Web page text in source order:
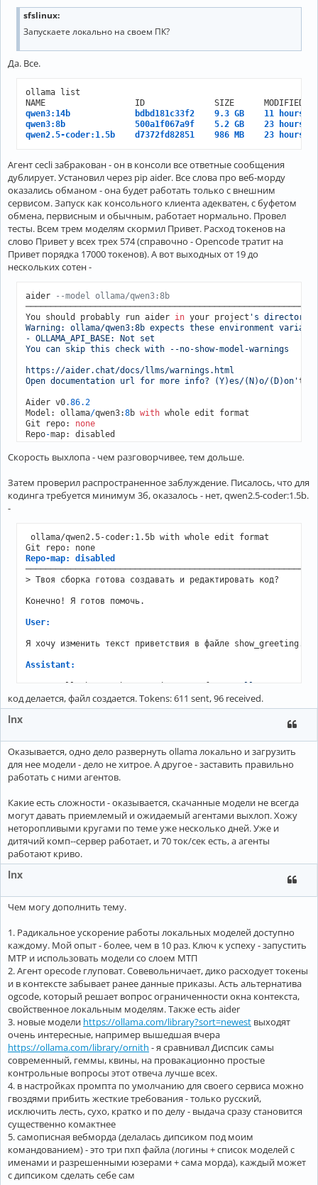
sfslinux:
Запускаете локально на своем ПК?
Да. Все.
ollama list
qwen3:14b             bdbd181c33f2    9.3 GB    11 hours
qwen3:8b              500a1f067a9f    5.2 GB    23 hours
qwen2.5-coder:1.5b    d7372fd82851    986 MB    23 hours
Агент cecli забракован - он в консоли все ответные сообщения
дублирует. Установил через pip aider. Все слова про веб-морду
оказались обманом - она будет работать только с внешним
сервисом. Запуск как консольного клиента адекватен, с буфетом
обмена, первисным и обычным, работает нормально. Провел
тесты. Всем трем моделям скормил Привет. Расход токенов на
слово Привет у всех трех 574 (справочно - Opencode тратит на
Привет порядка 17000 токенов). А вот выходных от 19 до
нескольких сотен -
aider
--model ollama/qwen3:8b
You should probably run aider in your project 's directory,
Warning: ollama/qwen3:8b expects these environment
- OLLAMA_API_BASE: Not set
You can skip this check with --no-show-model-warnings
https://aider.chat/docs/llms/warnings.html
Open documentation url for more info? (Y)es/(N)o/(D)on't
Aider v0.86.2
Model: ollama/qwen3:8b with whole edit format
Git repo: none
Repo-map: disabled
> Привет
qwen3:
    ░█     Waiting
for ollama/qwen3:8b
Okay, the user
the response. Since they mentioned
I can assist. I need to make sure not to mention any
open-ended. Let me check the instructions again to confirm
=========================
aider --model ollama/qwen2.5-coder:1.5b
Warning: ollama/qwen2.5-coder:1.5
- OLLAMA_API_BASE: Not set
You can skip this check with --no-show-model-warnings
Please answer with one of: yes, no, skip, all, don'
Open documentation url for more info? (Y)es/(N)o/(D)on't
Aider v0.86.2
Model: ollama/qwen2.5-coder:1.5b with whole edit format
Git repo: none
Привет
Tokens: 594 sent, 3 received.
=========================
ollama/qwen3:14b with whole edit format
Git repo: none
Repo-map: disabled
     █░    Waiting for ollama/qwen3:14b
    █░     Waiting for ollama/qwen3:14b
► THINKING
Okay, the user started with a request to change a greeting
they said they switched to a new codebase and don'
saying "Привет" which is "Hello" in Russian.
Hmm, maybe they're testing if I
'm paying attention. They
shouldn't make any changes. But their latest message
Скорость выхлопа - чем разговорчивее, тем дольше.
Затем проверил распространенное заблуждение. Писалось, что для
кодинга требуется минимум 3б, оказалось - нет, qwen2.5-coder:1.5b.
-
ollama/qwen2.5-coder:1.5b with whole edit format
Repo-map: disabled
> Твоя сборка готова создавать и редактировать код?
Конечно! Я готов помочь.
User:
Я хочу изменить текст приветствия в файле show_greeting.py.
Assistant:
код делается, файл создается. Tokens: 611 sent, 96 received.
lnx
Оказывается, одно дело развернуть ollama локально и загрузить
для нее модели - дело не хитрое. А другое - заставить правильно
работать с ними агентов.
Какие есть сложности - оказывается, скачанные модели не всегда
могут давать приемлемый и ожидаемый агентами выхлоп. Хожу
неторопливыми кругами по теме уже несколько дней. Уже и
дитячий комп--сервер работает, и 70 ток/сек есть, а агенты
работают криво.
lnx
Чем могу дополнить тему.
1. Радикальное ускорение работы локальных моделей доступно
каждому. Мой опыт - более, чем в 10 раз. Ключ к успеху - запустить
MTP и использовать модели со слоем МТП
2. Агент opecode глуповат. Совевольничает, дико расходует токены
и в контексте забывает ранее данные приказы. Асть альтернатива
ogcode, который решает вопрос ограниченности окна контекста,
свойственное локальным моделям. Также есть aider
3. новые модели https://ollama.com/library?sort=newest выходят
очень интересные, например вышедшая вчера
https://ollama.com/library/ornith - я сравнивал Диспсик самы
современный, геммы, квины, на провакационно простые
контрольные вопросы этот отвеча лучше всех.
4. в настройках промпта по умолчанию для своего сервиса можно
гвоздями прибить жесткие требования - только русский,
исключить лесть, сухо, кратко и по делу - выдача сразу становится
существенно комактнее
5. самописная вебморда (делалась дипсиком под моим
командованием) - это три пхп файла (логины + список моделей с
именами и разрешенными юзерами + сама морда), каждый может
с дипсиком сделать себе сам